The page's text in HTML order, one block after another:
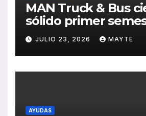
MAN Truck & Bus
sólido primer
2026 con
ventas, pedidos y
rentabilidad
JULIO 23, 2026 MAYTE
AYUDAS